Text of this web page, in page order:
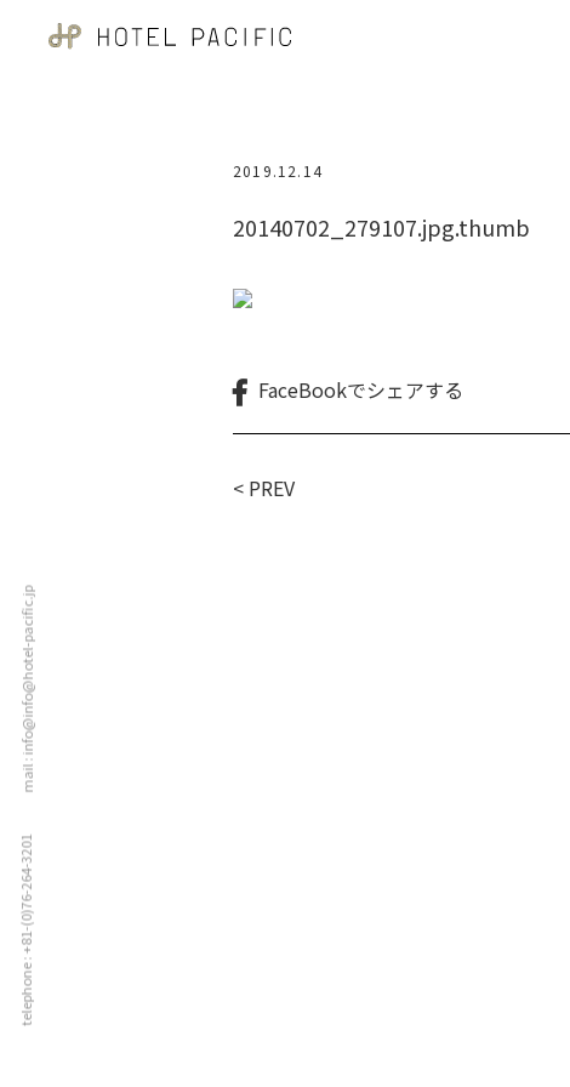
telephone : +81-(0)76-264-3201
mail : info@info@hotel-pacific.jp
2019.12.14
20140702_279107.jpg.thumb
FaceBookでシェアする
< PREV